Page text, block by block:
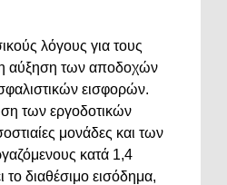
λόγους για τους
η αύξηση των αποδοχών
εισφορών.
των εργοδοτικών
μονάδες και των
κατά 1,4
το διαθέσιμο εισόδημα,